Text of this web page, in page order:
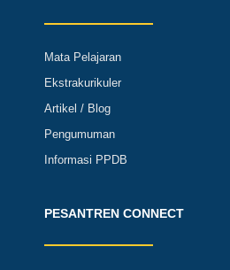
Mata Pelajaran
Ekstrakurikuler
Artikel / Blog
Pengumuman
Informasi PPDB
PESANTREN CONNECT